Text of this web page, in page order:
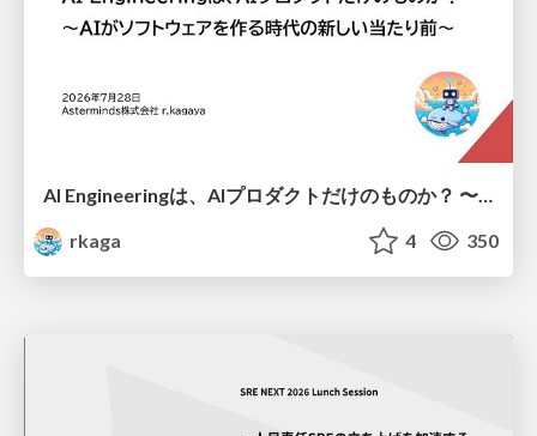
AI Engineeringは、AIプロダクトだけのものか？ 〜AIがソフトウェアを作る時代の新しい当たり前〜 / No AI in your product. AI Engineering in your development.
rkaga
4 350